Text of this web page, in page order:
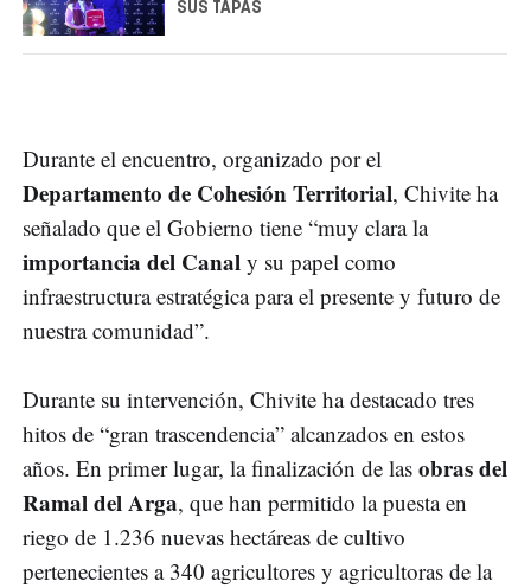
SUS TAPAS
Durante el encuentro, organizado por el
Departamento de Cohesión Territorial, Chivite ha
señalado que el Gobierno tiene “muy clara la
importancia del Canal y su papel como
infraestructura estratégica para el presente y futuro de
nuestra comunidad”.
Durante su intervención, Chivite ha destacado tres
hitos de “gran trascendencia” alcanzados en estos
años. En primer lugar, la finalización de las obras del
Ramal del Arga, que han permitido la puesta en
riego de 1.236 nuevas hectáreas de cultivo
pertenecientes a 340 agricultores y agricultoras de la